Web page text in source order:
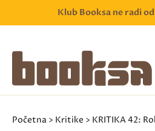
Klub Booksa ne radi
Početna > Kritike > KRITIKA 42: